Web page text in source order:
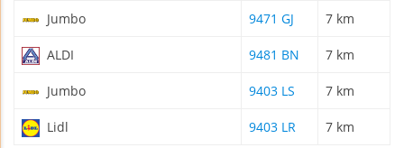
Jumbo 9471 GJ 7 km
ALDI 9481 BN 7 km
Jumbo 9403 LS 7 km
Lidl 9403 LR 7 km